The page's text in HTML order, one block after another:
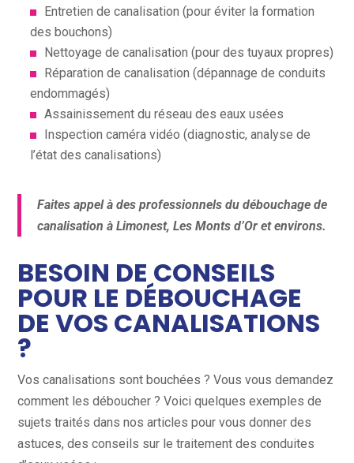
Entretien de canalisation (pour éviter la formation
des bouchons)
Nettoyage de canalisation (pour des tuyaux propres)
Réparation de canalisation (dépannage de conduits
endommagés)
Assainissement du réseau des eaux usées
Inspection caméra vidéo (diagnostic, analyse de
l’état des canalisations)
Faites appel à des professionnels du débouchage de
canalisation à Limonest, Les Monts d’Or et environs.
BESOIN DE CONSEILS
POUR LE DÉBOUCHAGE
DE VOS CANALISATIONS
?
Vos canalisations sont bouchées ? Vous vous demandez
comment les déboucher ? Voici quelques exemples de
sujets traités dans nos articles pour vous donner des
astuces, des conseils sur le traitement des conduites